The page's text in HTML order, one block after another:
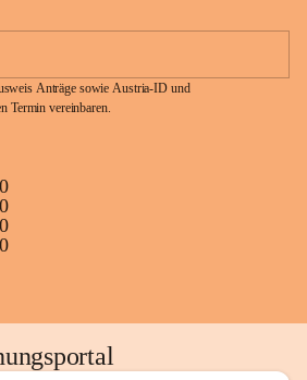
Anträge sowie Austria-ID und
Termin vereinbaren.